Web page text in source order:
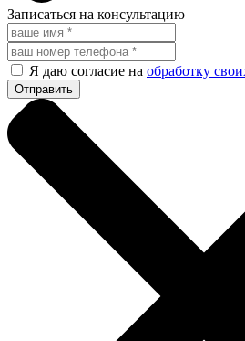
Записаться на консультацию
Я даю согласие на обработку